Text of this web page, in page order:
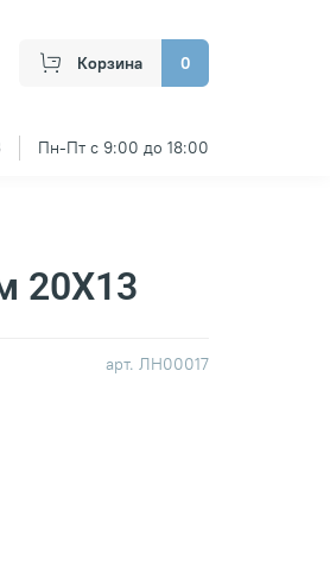
Корзина 0
Пн-Пт с 9:00 до 18:00
арт. ЛН00017
20Х13